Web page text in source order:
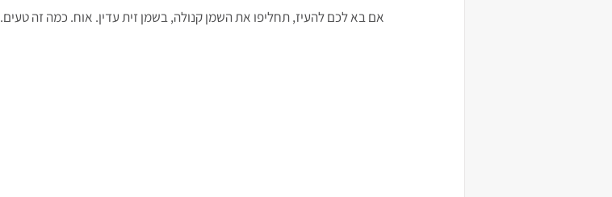
אם בא לכם להעיז, תחליפו את השמן קנולה, בשמן זית עדין. אוח. כמה זה טעים.